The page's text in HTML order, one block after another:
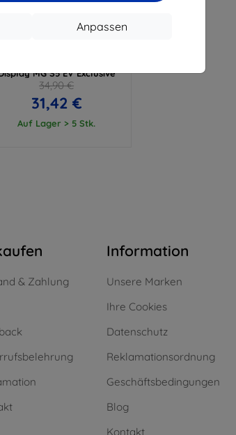
Anpassen
Gutschein
MG S5 EV Exclusive
34,90 €
31,42 €
Auf Lager > 5 Stk.
& Zahlung
Information
Unsere Marken
Ihre Cookies
Datenschutz
Reklamationsordnung
Geschäftsbedingungen
Blog
Kontakt